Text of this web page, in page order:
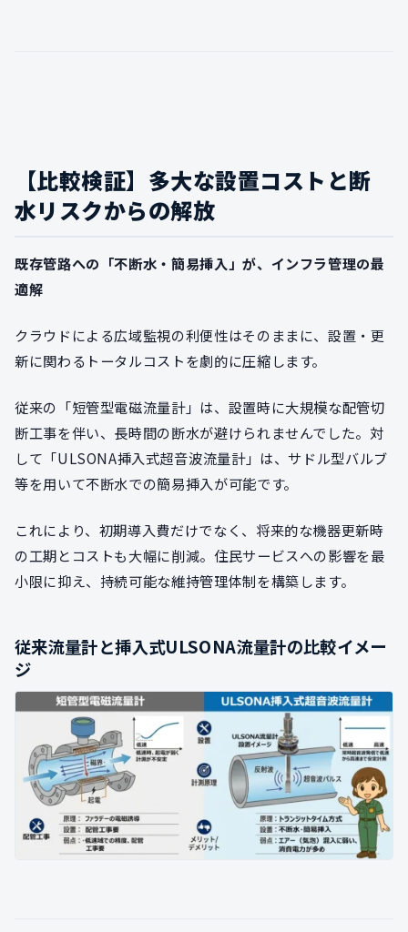
【比較検証】多大な設置コストと断
水リスクからの解放
既存管路への「不断水・簡易挿入」が、インフラ管理の最
適解
クラウドによる広域監視の利便性はそのままに、設置・更
新に関わるトータルコストを劇的に圧縮します。
従来の「短管型電磁流量計」は、設置時に大規模な配管切
断工事を伴い、長時間の断水が避けられませんでした。対
して「ULSONA挿入式超音波流量計」は、サドル型バルブ
等を用いて不断水での簡易挿入が可能です。
これにより、初期導入費だけでなく、将来的な機器更新時
の工期とコストも大幅に削減。住民サービスへの影響を最
小限に抑え、持続可能な維持管理体制を構築します。
従来流量計と挿入式ULSONA流量計の比較イメー
ジ